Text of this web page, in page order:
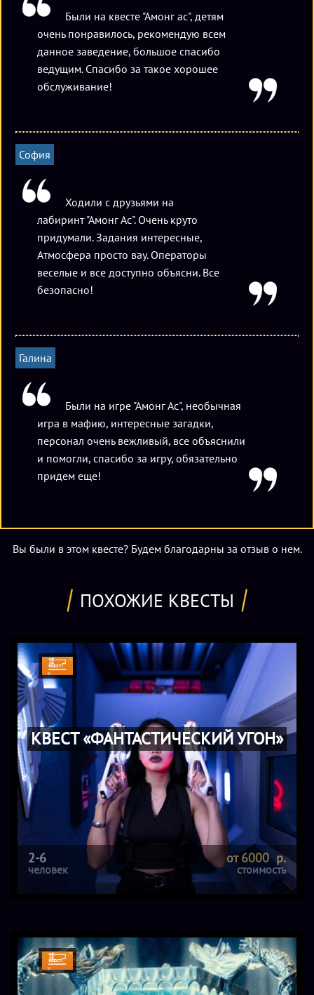
Были на квесте "Амонг ас", детям
очень понравилось, рекомендую всем
данное заведение, большое спасибо
ведущим. Спасибо за такое хорошее
обслуживание!
София
Ходили с друзьями на
лабиринт "Амонг Ас". Очень круто
придумали. Задания интересные,
Атмосфера просто вау. Операторы
веселые и все доступно объясни. Все
безопасно!
Галина
Были на игре "Амонг Ас", необычная
игра в мафию, интересные загадки,
персонал очень вежливый, все объяснили
и помогли, спасибо за игру, обязательно
придем еще!
Вы были в этом квесте? Будем благодарны за отзыв о нем.
ПОХОЖИЕ КВЕСТЫ
КВЕСТ «ФАНТАСТИЧЕСКИЙ УГОН»
2-6
человек
от 6000 р.
стоимость